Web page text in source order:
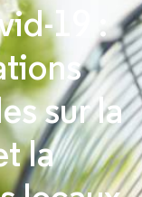
19 :
sur la
la